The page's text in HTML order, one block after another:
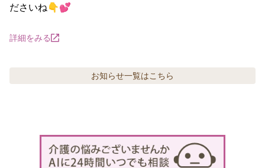
ださいね👇💕
詳細をみる
お知らせ一覧はこちら